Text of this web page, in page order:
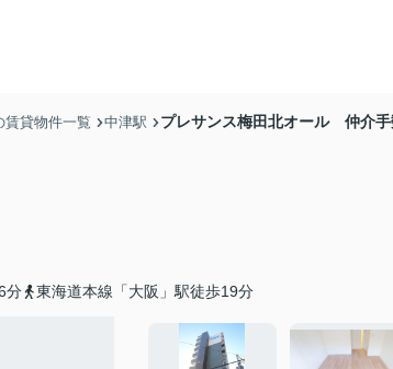
賃貸物件一覧 中津駅 プレサンス梅田北オール 仲介手
分 東海道本線「大阪」駅徒歩19分